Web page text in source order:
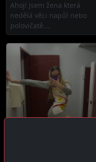
Ahoj! Jsem žena která
nedělá věci napůl nebo
polovičatě....